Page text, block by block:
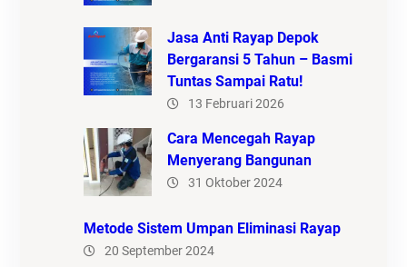
Jasa Anti Rayap Depok
Bergaransi 5 Tahun – Basmi
Tuntas Sampai Ratu!
13 Februari 2026
Cara Mencegah Rayap
Menyerang Bangunan
31 Oktober 2024
Metode Sistem Umpan Eliminasi Rayap
20 September 2024